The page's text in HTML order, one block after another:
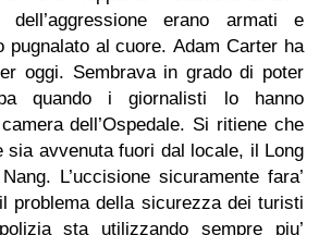
erano armati e
pugnalato al cuore. Adam Carter ha
oggi. Sembrava in grado di poter
quando i giornalisti lo hanno
dell’Ospedale. Si ritiene che
sia avvenuta fuori dal locale, il Long
L’uccisione sicuramente fara’
problema della sicurezza dei turisti
sta utilizzando sempre piu’